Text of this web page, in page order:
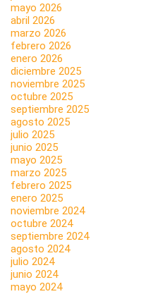
mayo 2026
abril 2026
marzo 2026
febrero 2026
enero 2026
diciembre 2025
noviembre 2025
octubre 2025
septiembre 2025
agosto 2025
julio 2025
junio 2025
mayo 2025
marzo 2025
febrero 2025
enero 2025
noviembre 2024
octubre 2024
septiembre 2024
agosto 2024
julio 2024
junio 2024
mayo 2024